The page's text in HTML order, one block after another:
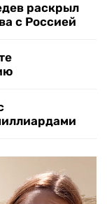
раскрыл
с Россией